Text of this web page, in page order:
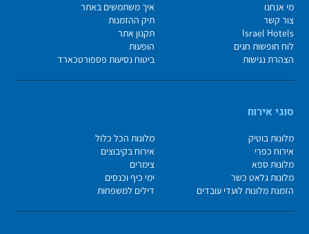
מי אנחנו
איך משתמשים באתר
צור קשר
תיק ההזמנות
Israel Hotels
תקנון אתר
לוח חופשות חגים
הופעות
הצהרת נגישות
ביטוח נסיעות פספורטכארד
סוגי אירוח
מלונות בוטיק
מלונות הכל כלול
אירוח כפרי
אירוח בקיבוצים
מלונות ספא
צימרים
מלונות גלאט כשר
ימי כיף וכנסים
הזמנת מלונות לועדי עובדים
דילים למשפחות